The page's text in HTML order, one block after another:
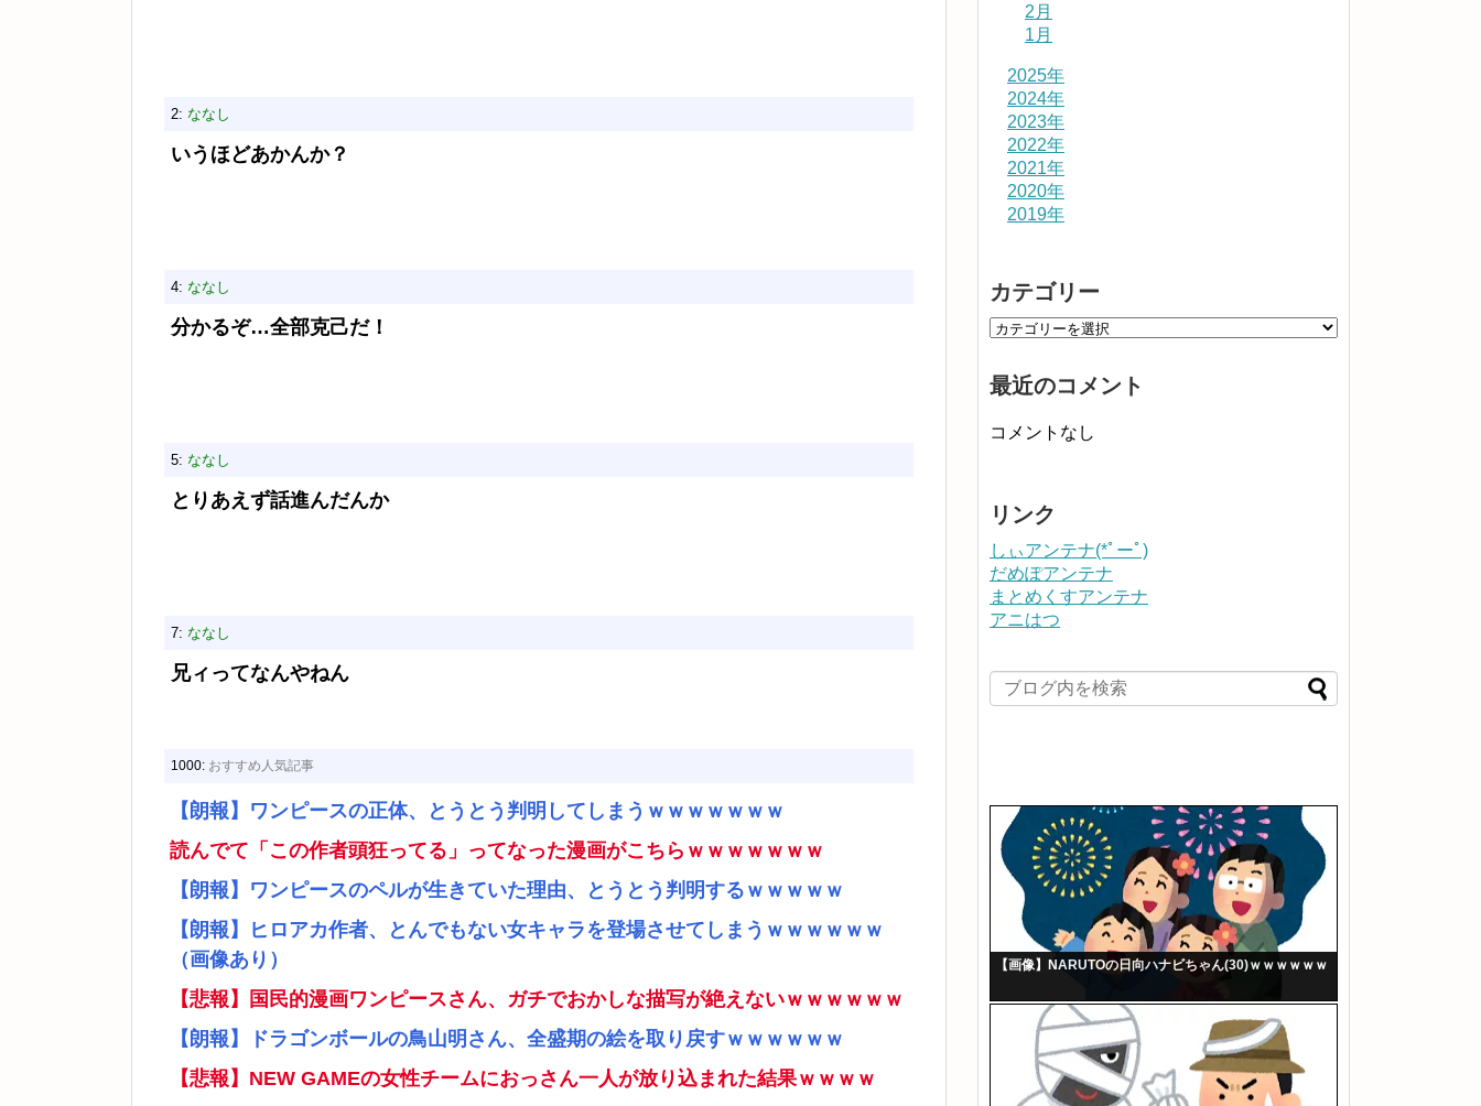
2: ななし
いうほどあかんか？
4: ななし
分かるぞ…全部克己だ！
5: ななし
とりあえず話進んだんか
7: ななし
兄ィってなんやねん
1000: おすすめ人気記事
【朗報】ワンピースの正体、とうとう判明してしまうｗｗｗｗｗｗｗ
読んでて「この作者頭狂ってる」ってなった漫画がこちらｗｗｗｗｗｗｗ
【朗報】ワンピースのペルが生きていた理由、とうとう判明するｗｗｗｗｗ
【朗報】ヒロアカ作者、とんでもない女キャラを登場させてしまうｗｗｗｗｗｗ
（画像あり）
【悲報】国民的漫画ワンピースさん、ガチでおかしな描写が絶えないｗｗｗｗｗｗ
【朗報】ドラゴンボールの鳥山明さん、全盛期の絵を取り戻すｗｗｗｗｗｗ
【悲報】NEW GAMEの女性チームにおっさん一人が放り込まれた結果ｗｗｗｗ
2月
1月
2025年
2024年
2023年
2022年
2021年
2020年
2019年
カテゴリー
最近のコメント
コメントなし
リンク
しぃアンテナ(*ﾟーﾟ)
だめぽアンテナ
まとめくすアンテナ
アニはつ
【画像】NARUTOの日向ハナビちゃん(30)ｗｗｗｗｗｗ